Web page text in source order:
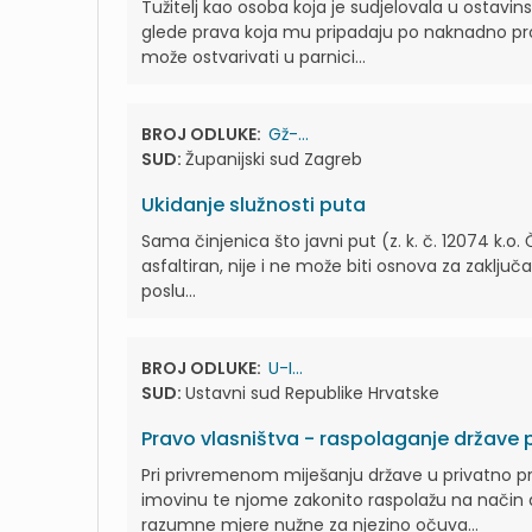
Tužitelj kao osoba koja je sudjelovala u
glede prava koja mu pripadaju po naknadno
može ostvarivati u parnici...
BROJ ODLUKE: Gž-...
SUD: Županijski sud Zagreb
Ukidanje služnosti puta
Sama činjenica što javni put (z. k. č. 12074 k.o.
asfaltiran, nije i ne može biti osnova za
poslu...
BROJ ODLUKE: U-I...
SUD: Ustavni sud Republike Hrvatske
Pravo vlasništva - raspolaganje države
Pri privremenom miješanju države u privatno
imovinu te njome zakonito raspolažu na
razumne mjere nužne za njezino očuva...